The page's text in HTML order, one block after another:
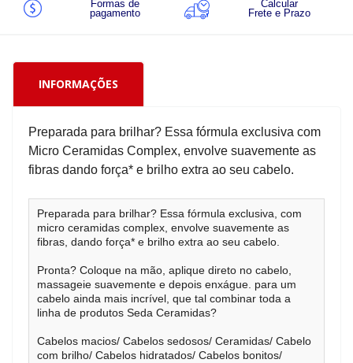
Formas de
pagamento
Calcular
Frete e Prazo
INFORMAÇÕES
Preparada para brilhar? Essa fórmula exclusiva com
Micro Ceramidas Complex, envolve suavemente as
fibras dando força* e brilho extra ao seu cabelo.
Preparada para brilhar? Essa fórmula exclusiva, com
micro ceramidas complex, envolve suavemente as
fibras, dando força* e brilho extra ao seu cabelo.
Pronta? Coloque na mão, aplique direto no cabelo,
massageie suavemente e depois enxágue. para um
cabelo ainda mais incrível, que tal combinar toda a
linha de produtos Seda Ceramidas?
Cabelos macios/ Cabelos sedosos/ Ceramidas/ Cabelo
com brilho/ Cabelos hidratados/ Cabelos bonitos/